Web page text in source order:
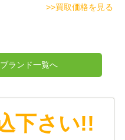
>>買取価格を見る
ランド一覧へ
下さい!!